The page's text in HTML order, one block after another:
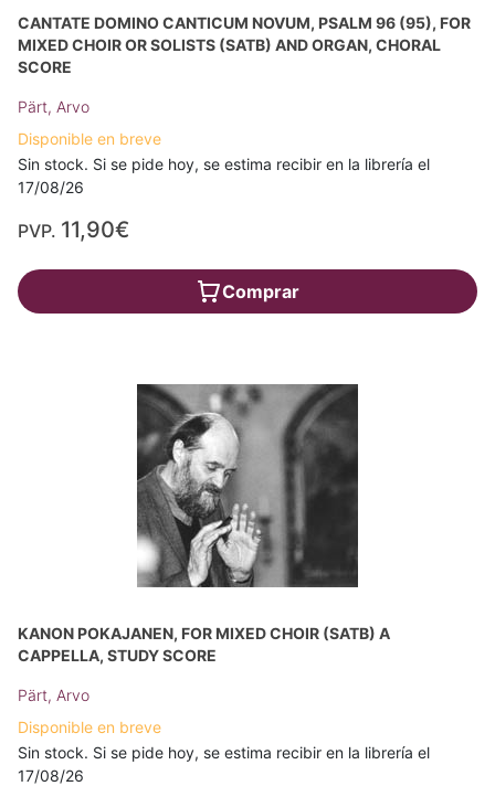
CANTATE DOMINO CANTICUM NOVUM, PSALM 96 (95), FOR
MIXED CHOIR OR SOLISTS (SATB) AND ORGAN, CHORAL
SCORE
Pärt, Arvo
Disponible en breve
Sin stock. Si se pide hoy, se estima recibir en la librería el
17/08/26
PVP. 11,90€
Comprar
KANON POKAJANEN, FOR MIXED CHOIR (SATB) A
CAPPELLA, STUDY SCORE
Pärt, Arvo
Disponible en breve
Sin stock. Si se pide hoy, se estima recibir en la librería el
17/08/26